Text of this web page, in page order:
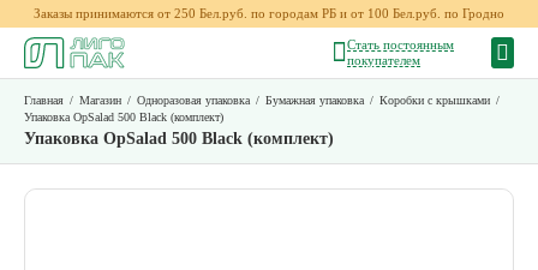
Заказы принимаются от 250 Бел.руб. по городам РБ и от 100 Бел.руб. по Гродно
Стать постоянным
покупателем
Главная / Магазин / Одноразовая упаковка / Бумажная упаковка / Коробки с крышками /
Упаковка OpSalad 500 Black (комплект)
Упаковка OpSalad 500 Black (комплект)